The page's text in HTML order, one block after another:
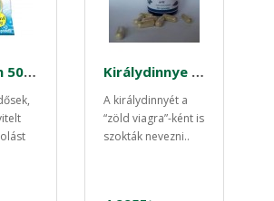
L-Karnitin 500mg Króm cink 60 db Királydinnye Tribullus Terres 40db kapszula Dammers
A királydinnyét a
“zöld viagra”-ként is
szokták nevezni..